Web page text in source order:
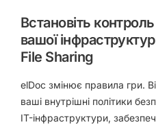
Встановіть
вашої
File Sharing
elDoc змінює правила гри.
ваші внутрішні політики
IT-інфраструктури,